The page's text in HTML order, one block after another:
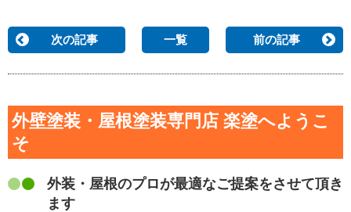
次の記事 一覧 前の記事
外壁塗装・屋根塗装専門店 楽塗へようこ
そ
外装・屋根のプロが最適なご提案をさせて頂き
ます